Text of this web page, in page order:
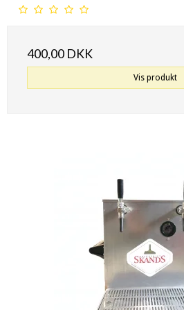
400,00 DKK
Vis produkt